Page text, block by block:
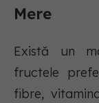
Mere
Există un
fructele
fibre,